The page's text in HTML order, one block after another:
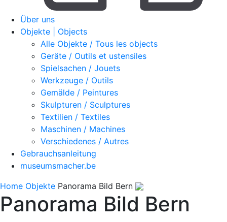
Über uns
Objekte | Objects
Alle Objekte / Tous les objects
Geräte / Outils et ustensiles
Spielsachen / Jouets
Werkzeuge / Outils
Gemälde / Peintures
Skulpturen / Sculptures
Textilien / Textiles
Maschinen / Machines
Verschiedenes / Autres
Gebrauchsanleitung
museumsmacher.be
Home Objekte Panorama Bild Bern
Panorama Bild Bern